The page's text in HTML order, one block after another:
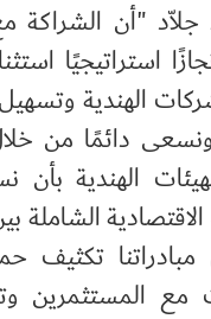
جلاّد "أن الشراكة
استراتيجيًا
الهندية وتسهيل
ونسعى دائمًا من
الهندية بأن
الشاملة
تكثيف
مع المستثمرين